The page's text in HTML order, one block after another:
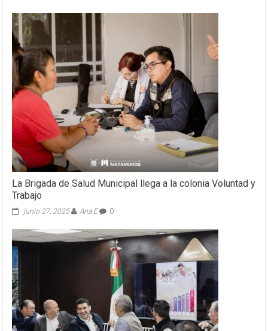
La Brigada de Salud Municipal llega a la colonia Voluntad y
Trabajo
junio 27, 2025 Ana E 0